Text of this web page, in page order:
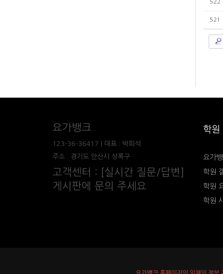
522
521
요가뱅크
123-36-36417 | 대표 : 박희석
주소 : 경기도 안산시 상록구
고객센터 : [실시간 질문/답변]
게시판에 문의 주세요
학원
요가
학원
학원
학원